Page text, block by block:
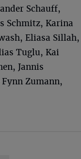
Schauff,
Schmitz, Karina
Eliasa Sillah,
Tuglu, Kai
Jannis
Zumann,